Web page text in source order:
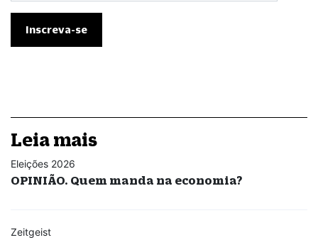
Leia mais
Eleições 2026
OPINIÃO. Quem manda na economia?
Zeitgeist